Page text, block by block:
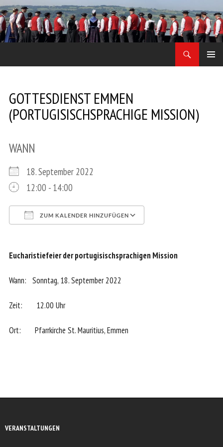
Zum
Inhalt
springen
GOTTESDIENST EMMEN
(PORTUGISISCHSPRACHIGE MISSION)
WANN
18. September 2022
12:00 - 14:00
ZUM KALENDER HINZUFÜGEN
Eucharistiefeier der portugisischsprachigen Mission
Wann: Sonntag, 18. September 2022
Zeit: 12.00 Uhr
Ort: Pfarrkirche St. Mauritius, Emmen
VERANSTALTUNGEN